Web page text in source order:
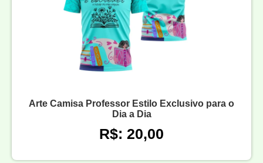
Arte Camisa Professor Estilo Exclusivo para o
Dia a Dia
R$: 20,00